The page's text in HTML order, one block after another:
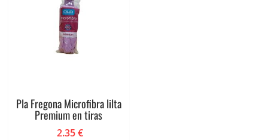
Pla Fregona Microfibra lilta
Premium en tiras
2.35€